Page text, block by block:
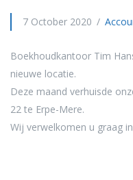
7 October 2020
Boekhoudkantoor Tim
nieuwe locatie.
Deze maand verhuisde
22 te Erpe-Mere.
Wij verwelkomen u graag